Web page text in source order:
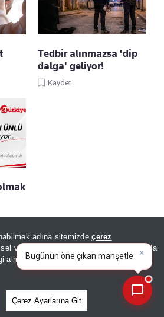
adına sitemizdeçerez
verileriniz, KVKK ve GDPR kapsamında
almak içinAydınlatma Metnimizi
Çerez Ayarlarına Git
Tedbir alınmazsa 'dip
dalga' geliyor!
Kaydet
×
Bugünün öne çıkan manşetleri
ve gelişmeleri neler?|